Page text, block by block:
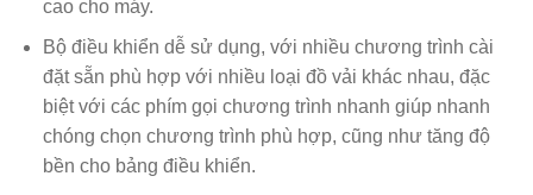
cao cho máy.
Bộ điều khiển dễ sử dụng, với nhiều chương trình cài
đặt sẵn phù hợp với nhiều loại đồ vải khác nhau, đặc
biệt với các phím gọi chương trình nhanh giúp nhanh
chóng chọn chương trình phù hợp, cũng như tăng độ
bền cho bảng điều khiển.